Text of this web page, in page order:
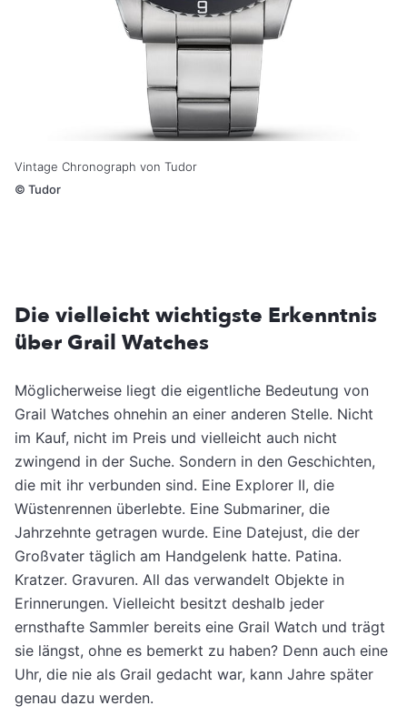
Vintage Chronograph von Tudor
© Tudor
Die vielleicht wichtigste Erkenntnis
über Grail Watches
Möglicherweise liegt die eigentliche Bedeutung von
Grail Watches ohnehin an einer anderen Stelle. Nicht
im Kauf, nicht im Preis und vielleicht auch nicht
zwingend in der Suche. Sondern in den Geschichten,
die mit ihr verbunden sind. Eine Explorer II, die
Wüstenrennen überlebte. Eine Submariner, die
Jahrzehnte getragen wurde. Eine Datejust, die der
Großvater täglich am Handgelenk hatte. Patina.
Kratzer. Gravuren. All das verwandelt Objekte in
Erinnerungen. Vielleicht besitzt deshalb jeder
ernsthafte Sammler bereits eine Grail Watch und trägt
sie längst, ohne es bemerkt zu haben? Denn auch eine
Uhr, die nie als Grail gedacht war, kann Jahre später
genau dazu werden.